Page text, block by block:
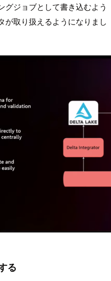
グジョブとして書き込むよう
が取り扱えるようになりまし
る